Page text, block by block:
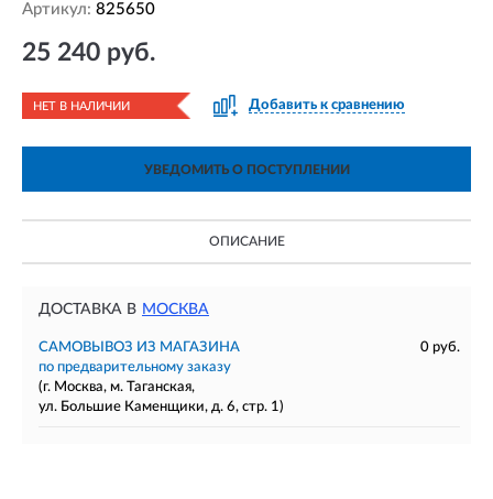
Артикул: 825650
25 240 руб.
НЕТ В НАЛИЧИИ Добавить к сравнению
УВЕДОМИТЬ О ПОСТУПЛЕНИИ
ОПИСАНИЕ
ДОСТАВКА В МОСКВА
САМОВЫВОЗ ИЗ МАГАЗИНА
0 руб.
по предварительному заказу
(г. Москва, м. Таганская,
ул. Большие Каменщики, д. 6, стр. 1)